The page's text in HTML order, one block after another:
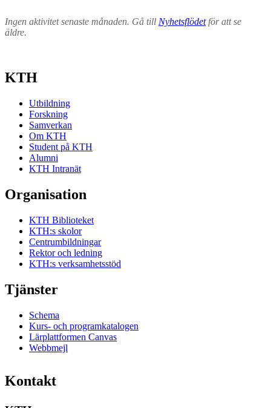
Ingen aktivitet senaste månaden. Gå till Nyhetsflödetför att se
äldre.
KTH
Utbildning
Forskning
Samverkan
Om KTH
Student på KTH
Alumni
KTH Intranät
Organisation
KTH Biblioteket
KTH:s skolor
Centrumbildningar
Rektor och ledning
KTH:s verksamhetsstöd
Tjänster
Schema
Kurs- och programkatalogen
Lärplattformen Canvas
Webbmejl
Kontakt